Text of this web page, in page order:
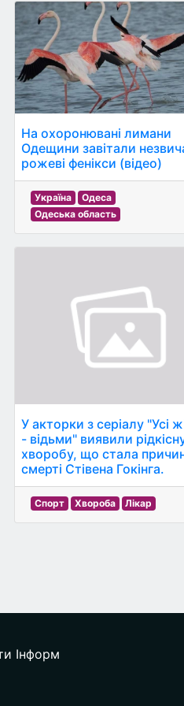
На охоронювані лимани
Одещини завітали
рожеві фенікси (відео)
Україна
Одеса
Одеська область
У акторки з серіалу "Усі
- відьми" виявили
хворобу, що стала
смерті Стівена Гокінга.
Спорт Хвороба Лікар
Інформ